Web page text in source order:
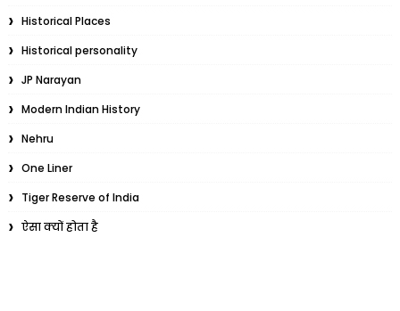
Historical Places
Historical personality
JP Narayan
Modern Indian History
Nehru
One Liner
Tiger Reserve of India
ऐसा क्यों होता है